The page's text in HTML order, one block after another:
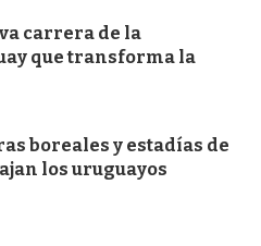
carrera de la
que transforma la
boreales y estadías de
los uruguayos